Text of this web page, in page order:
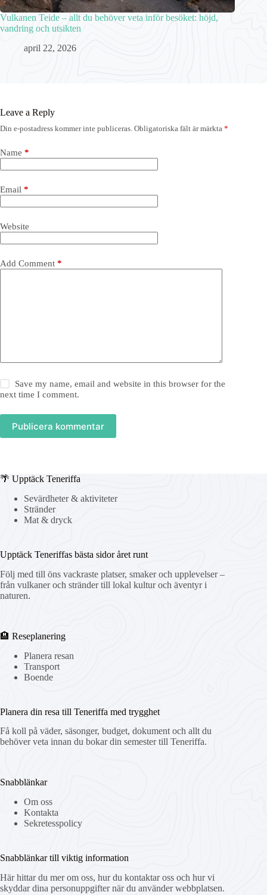
Vulkanen Teide – allt du behöver veta inför besöket: höjd,
vandring och utsikten
april 22, 2026
Leave a Reply
Din e-postadress kommer inte publiceras. Obligatoriska fält är märkta *
Name *
Email *
Website
Add Comment *
Save my name, email and website in this browser for the
next time I comment.
Publicera kommentar
🌴 Upptäck Teneriffa
Sevärdheter & aktiviteter
Stränder
Mat & dryck
Upptäck Teneriffas bästa sidor året runt
Följ med till öns vackraste platser, smaker och upplevelser –
från vulkaner och stränder till lokal kultur och äventyr i
naturen.
🏨 Reseplanering
Planera resan
Transport
Boende
Planera din resa till Teneriffa med trygghet
Få koll på väder, säsonger, budget, dokument och allt du
behöver veta innan du bokar din semester till Teneriffa.
Snabblänkar
Om oss
Kontakta
Sekretesspolicy
Snabblänkar till viktig information
Här hittar du mer om oss, hur du kontaktar oss och hur vi
skyddar dina personuppgifter när du använder webbplatsen.